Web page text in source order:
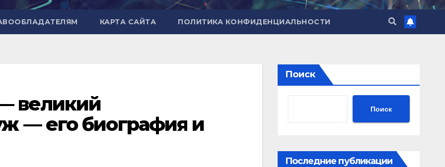
КАРТА САЙТА ПОЛИТИКА КОНФИДЕНЦИАЛЬНОСТИ
великий
— его биография и
Поиск
Поиск
Последние публикации